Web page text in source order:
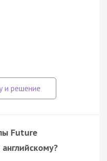
Future